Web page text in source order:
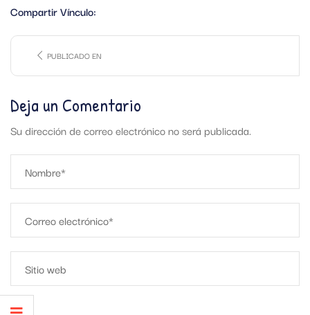
Compartir Vínculo:
PUBLICADO EN
Deja un Comentario
Su dirección de correo electrónico no será publicada.